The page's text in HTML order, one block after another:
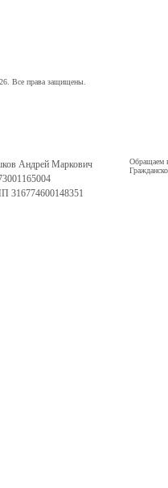
Все права защищены.
Андрей Маркович
316774600148351
Обращаем